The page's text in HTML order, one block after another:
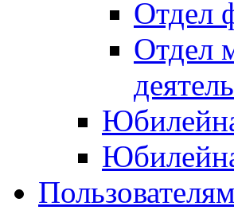
Отдел
Отдел
Пользователям